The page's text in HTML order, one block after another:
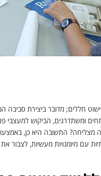
חללים; מדובר ביצירת
ומשתדרגים, הביקוש למעצבי
מצליחה? התשובה היא כן,
עם מיומנויות מעשיות, לצבור